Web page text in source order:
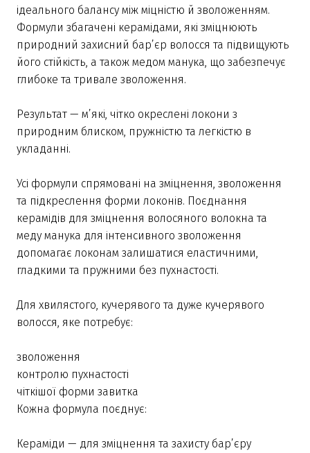
ідеального балансу між міцністю й зволоженням.
Формули збагачені керамідами, які зміцнюють
природний захисний бар’єр волосся та підвищують
його стійкість, а також медом манука, що забезпечує
глибоке та тривале зволоження.
Результат — м’які, чітко окреслені локони з
природним блиском, пружністю та легкістю в
укладанні.
Усі формули спрямовані на зміцнення, зволоження
та підкреслення форми локонів. Поєднання
керамідів для зміцнення волосяного волокна та
меду манука для інтенсивного зволоження
допомагає локонам залишатися еластичними,
гладкими та пружними без пухнастості.
Для хвилястого, кучерявого та дуже кучерявого
волосся, яке потребує:
зволоження
контролю пухнастості
чіткішої форми завитка
Кожна формула поєднує:
Кераміди — для зміцнення та захисту бар’єру